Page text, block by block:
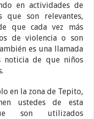
en actividades de
que son relevantes,
que cada vez más
de violencia o son
es una llamada
noticia de que niños
en la zona de Tepito,
ustedes de esta
son utilizados